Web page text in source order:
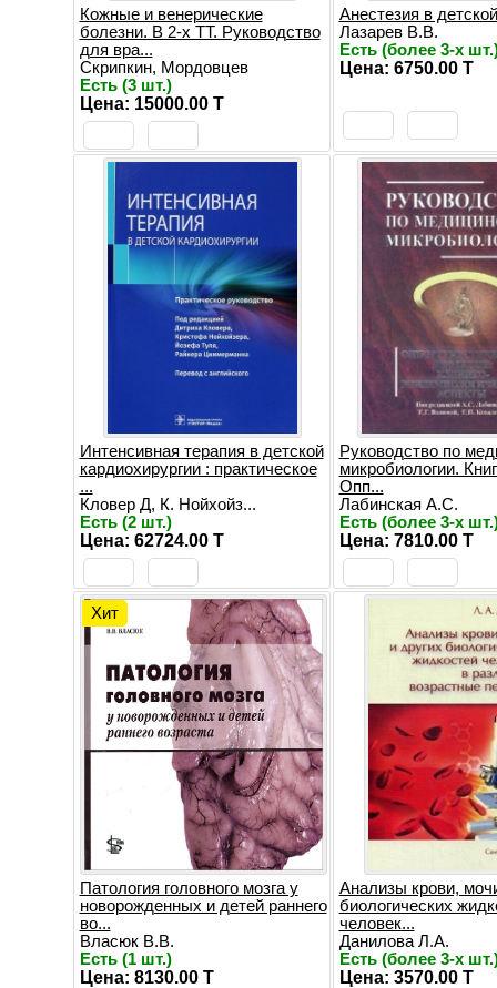
Кожные и венерические
болезни. В 2-х ТТ. Руководство
для вра...
Скрипкин, Мордовцев
Есть (3 шт.)
Цена: 15000.00 T
Анестезия в
Лазарев В.В.
Есть (более 3-х
Цена: 6750.00 T
Интенсивная терапия в детской
кардиохирургии : практическое
...
Кловер Д, К. Нойхойз...
Есть (2 шт.)
Цена: 62724.00 T
Руководство по
микробиологии.
Опп...
Лабинская А.С.
Есть (более 3-х
Цена: 7810.00 T
Хит
Патология головного мозга у
новорожденных и детей раннего
во...
Власюк В.В.
Есть (1 шт.)
Цена: 8130.00 T
Анализы крови,
биологических
человек...
Данилова Л.А.
Есть (более 3-х
Цена: 3570.00 T